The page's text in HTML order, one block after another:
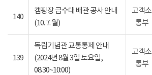
140
캠핑장 급수대 배관 공사 안내
(10. 7. 월)
고객소
통부
139
독립기념관 교통통제 안내
(2024년 8월 3일 토요일,
08:30~10:00)
고객소
통부